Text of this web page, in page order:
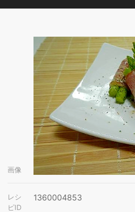
画像
レシ
ピID
1360004853